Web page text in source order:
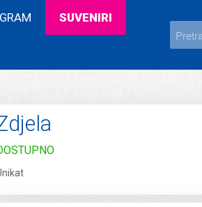
SUVENIRI